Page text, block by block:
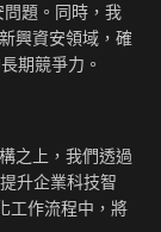
問題。同時，我
興資安領域，確
期競爭力。
之上，我們透過
升企業科技智
工作流程中，將